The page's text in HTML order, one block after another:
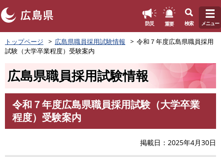
ペ
ー
ジ
防災 重要 検索 メニュー
トップページ 広島県職員採用試験情報
令和７年度広島県職員採用
試験（大学卒業程度）受験案内
広島県職員採用試験情報
令和７年度広島県職員採用試験（大学卒業
程度）受験案内
掲載日 2025年4月30日